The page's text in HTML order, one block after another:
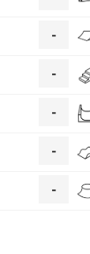
"写
いる場合はモ
は横幅640px以
-
-
-
-
-